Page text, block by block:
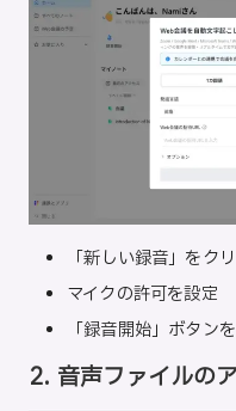
「新しい録音」をク
マイクの許可を設定
「録音開始」ボタン
2. 音声ファイルの